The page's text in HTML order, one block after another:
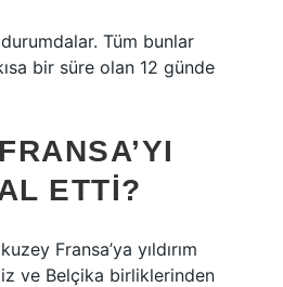
Tüm bunlar
bir süre olan 12 günde
ETTI?
Fransa’ya yıldırım
ve Belçika birliklerinden